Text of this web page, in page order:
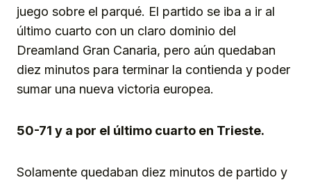
juego sobre el parqué. El partido se iba a ir al
último cuarto con un claro dominio del
Dreamland Gran Canaria, pero aún quedaban
diez minutos para terminar la contienda y poder
sumar una nueva victoria europea.
50-71 y a por el último cuarto en Trieste.
Solamente quedaban diez minutos de partido y